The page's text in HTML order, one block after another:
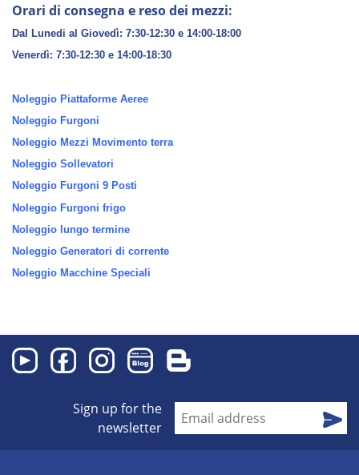
Orari di consegna e reso dei mezzi:
Dal Lunedi al Giovedì: 7:30-12:30 e 14:00-18:00
Venerdì: 7:30-12:30 e 14:00-18:30
Noleggio Piattaforme Aeree
Noleggio Furgoni
Noleggio Mezzi Movimento terra
Noleggio Sollevatori
Noleggio Furgoni 9 Posti
Noleggio Furgoni frigo
Noleggio lungo termine
Noleggio Generatori di corrente
Noleggio Macchine Speciali
Sign up for the
newsletter